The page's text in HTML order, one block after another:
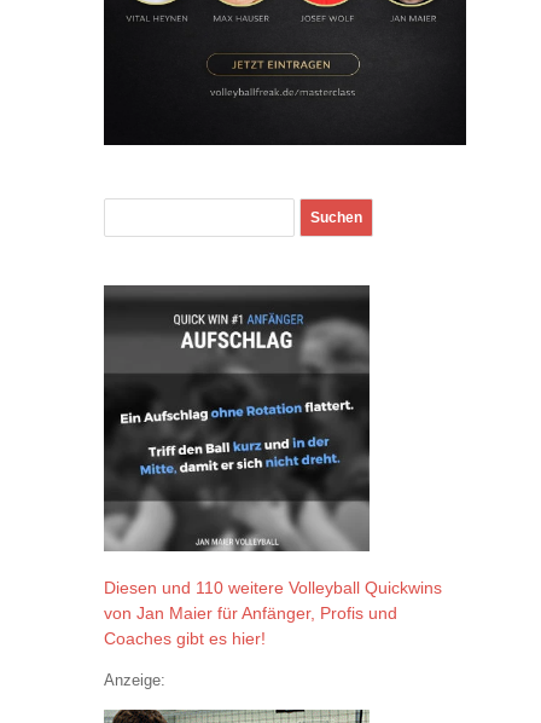
Diesen und 110 weitere Volleyball Quickwins
von Jan Maier für Anfänger, Profis und
Coaches gibt es hier!
Anzeige: